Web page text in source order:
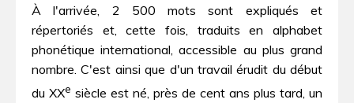
À l'arrivée, 2 500 mots sont expliqués et
répertoriés et, cette fois, traduits en alphabet
phonétique international, accessible au plus grand
nombre. C'est ainsi que d'un travail érudit du début
du XXe siècle est né, près de cent ans plus tard, un